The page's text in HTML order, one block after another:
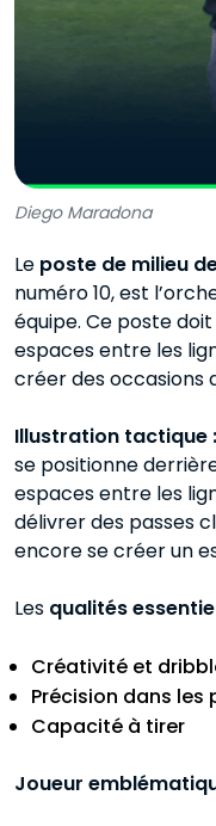
Diego Maradona
Le poste de milieu
numéro 10, est
équipe. Ce poste
espaces entre les
créer des occasions
Illustration tactique :
se positionne
espaces entre les
délivrer des passes
encore se créer un
Les qualités
Créativité et
Précision dans les
Capacité à tirer
Joueur